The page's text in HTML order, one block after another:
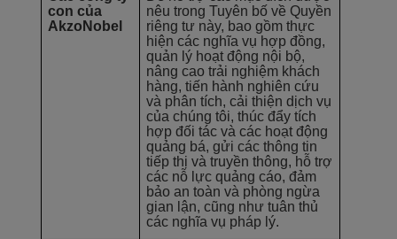
con của
AkzoNobel
nêu trong Tuyên bố về Quyền
riêng tư này, bao gồm thực
hiện các nghĩa vụ hợp đồng,
quản lý hoạt động nội bộ,
nâng cao trải nghiệm khách
hàng, tiến hành nghiên cứu
và phân tích, cải thiện dịch vụ
của chúng tôi, thúc đẩy tích
hợp đối tác và các hoạt động
quảng bá, gửi các thông tin
tiếp thị và truyền thông, hỗ trợ
các nỗ lực quảng cáo, đảm
bảo an toàn và phòng ngừa
gian lận, cũng như tuân thủ
các nghĩa vụ pháp lý.